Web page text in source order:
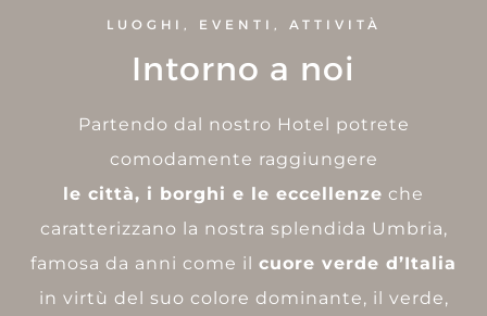
LUOGHI, EVENTI, ATTIVITÀ
Intorno a noi
Partendo dal nostro Hotel potrete
comodamente raggiungere
le città, i borghi e le eccellenze che
caratterizzano la nostra splendida Umbria,
famosa da anni come il cuore verde d’Italia
in virtù del suo colore dominante, il verde,